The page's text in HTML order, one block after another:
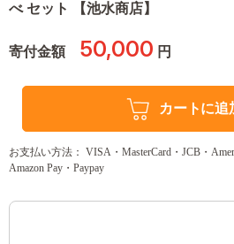
べ セット 【池水商店】
寄付金額 50,000 円
カートに追
お支払い方法： VISA・MasterCard・JCB・
Amazon Pay・Paypay